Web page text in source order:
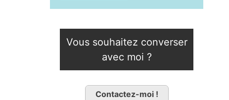
Vous souhaitez converser
avec moi ?
Contactez-moi !